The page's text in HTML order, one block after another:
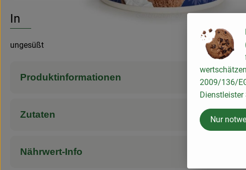
Entdecke passende RezepteEs wurden
Info
ungesüßt
Produktinformationen
Zutaten
Nährwert-Info
2009/136/
Dienstleister
Nur